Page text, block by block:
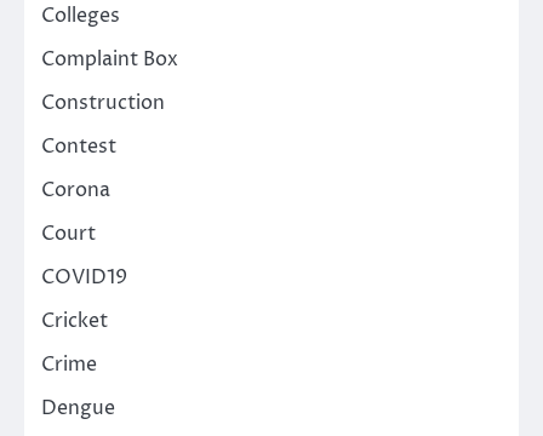
Colleges
Complaint Box
Construction
Contest
Corona
Court
COVID19
Cricket
Crime
Dengue